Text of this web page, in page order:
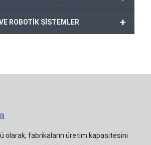
+
ROBOTİK SİSTEMLER
olarak, fabrikaların üretim kapasitesini